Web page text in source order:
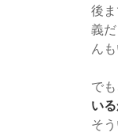
後
義
んも
で
い
そ